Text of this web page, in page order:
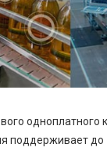
поддерживает